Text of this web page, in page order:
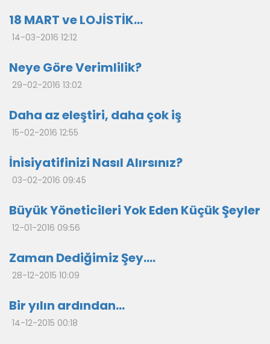
18 MART ve LOJİSTİK…
14-03-2016 12:12
Neye Göre Verimlilik?
29-02-2016 13:02
Daha az eleştiri, daha çok iş
15-02-2016 12:55
İnisiyatifinizi Nasıl Alırsınız?
03-02-2016 09:45
Büyük Yöneticileri Yok Eden Küçük Şeyler
12-01-2016 09:56
Zaman Dediğimiz Şey….
28-12-2015 10:09
Bir yılın ardından…
14-12-2015 00:18